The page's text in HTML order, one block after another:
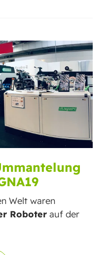
Welt waren
Roboter auf der